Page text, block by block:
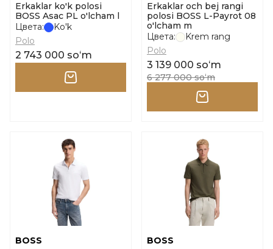
Erkaklar ko'k polosi
BOSS Asac PL o'lcham l
Цвета:
Ko'k
Polo
2 743 000 soʻm
Erkaklar och bej rangi
polosi BOSS L-Payrot 08
o'lcham m
Цвета:
Krem rang
Polo
3 139 000 soʻm
6 277 000 soʻm
BOSS
BOSS